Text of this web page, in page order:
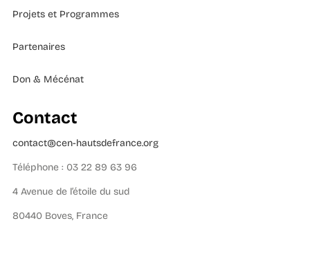
Projets et Programmes
Partenaires
Don & Mécénat
Contact
contact@cen-hautsdefrance.org
Téléphone : 03 22 89 63 96
4 Avenue de l’étoile du sud
80440 Boves, France